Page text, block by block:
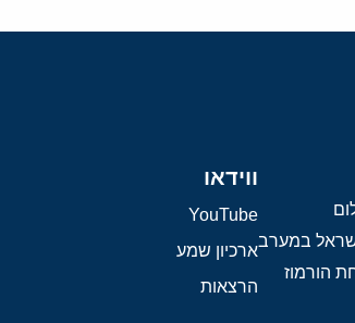
במערב
הורמוז
ווידאו
YouTube
ארכיון שמע
הרצאות